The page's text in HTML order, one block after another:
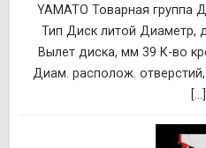
YAMATO Товарная группа
Тип Диск литой
Вылет диска, мм 39 К-во
Диам. располож.
[...]